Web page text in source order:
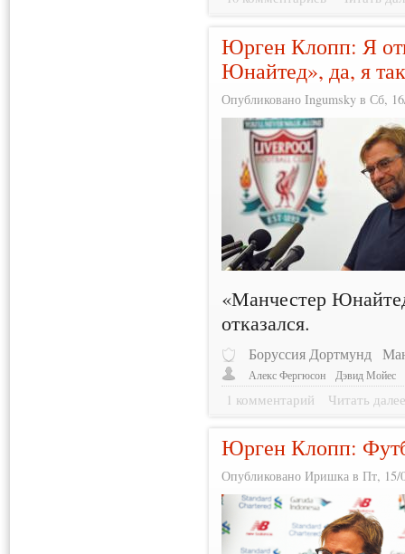
Юрген Клопп: Я
Юнайтед», да, я
Опубликовано Ingumsky в Сб,
«Манчестер
отказался.
Боруссия Дортмунд
Алекс Фергюсон Дэвид Мойес
1 комментарий Читать
Юрген Клопп:
Опубликовано Иришка в Пт, 15/